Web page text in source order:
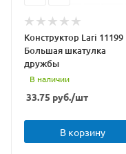
Конструктор Lari 11199
Большая шкатулка
дружбы
В наличии
33.75 руб./шт
В корзину